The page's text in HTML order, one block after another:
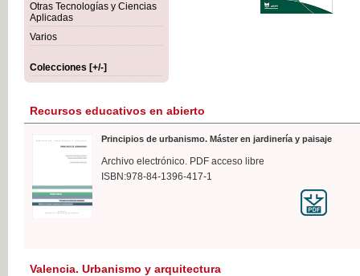
Otras Tecnologías y Ciencias
Aplicadas
Varios
Colecciones [+/-]
Recursos educativos en abierto
Principios de urbanismo. Máster en jardinería y paisaje
Archivo electrónico. PDF acceso libre
ISBN:978-84-1396-417-1
Valencia. Urbanismo y arquitectura